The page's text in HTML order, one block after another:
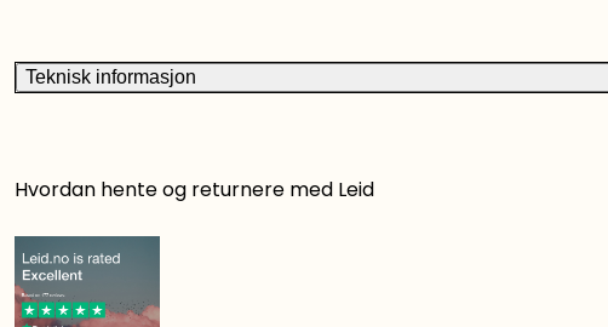
Teknisk informasjon
Hvordan hente og returnere med Leid